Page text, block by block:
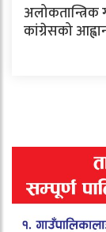
अलोकतान्त्रिक
कांग्रेसको